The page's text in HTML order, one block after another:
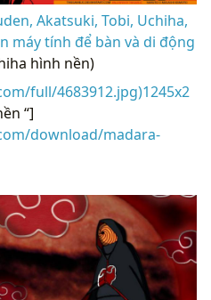
Akatsuki, Tobi, Uchiha,
máy tính để bàn và di động
hình nền)
full/4683912.jpg)1245x2
“]
download/madara-